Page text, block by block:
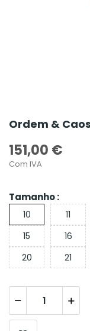
Ordem &
151,00 €
Com IVA
Tamanho :
10 11
15
16
20
21